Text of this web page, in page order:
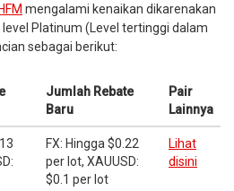
mengalami kenaikan dikarenakan
Platinum (Level tertinggi dalam
sebagai berikut:
Jumlah Rebate
Baru
Pair
Lainnya
FX: Hingga $0.22
per lot, XAUUSD:
$0.1 per lot
Lihat
disini